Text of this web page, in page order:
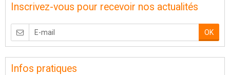
Inscrivez-vous pour recevoir nos actualités
OK
Infos pratiques